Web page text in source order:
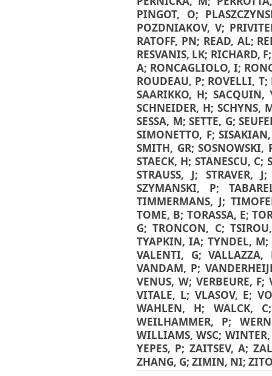
PINGOT, O;
POZDNIAKOV, V;
RATOFF, PN; READ, AL;
RESVANIS, LK; RICHARD, F
A; RONCAGLIOLO, I;
ROUDEAU, P; ROVELLI, T;
SAARIKKO, H; SACQUIN,
SCHNEIDER, H;SCHYNS,
SESSA, M;SETTE, G;
SIMONETTO, F;
SMITH, GR;SOSNOWSKI,
STAECK, H; STANESCU, C;
STRAUSS, J; STRAVER, J
SZYMANSKI, P;
TIMMERMANS, J;
TOME, B; TORASSA, E;
G;TRONCON, C;
TYAPKIN, IA; TYNDEL, M;
VALENTI, G;VALLAZZA,
VANDAM, P;
VENUS, W; VERBEURE, F;
VITALE, L; VLASOV, E;
WAHLEN, H; WALCK, C
WEILHAMMER, P;
WILLIAMS, WSC;
YEPES, P; ZAITSEV, A;
ZHANG, G; ZIMIN, NI;